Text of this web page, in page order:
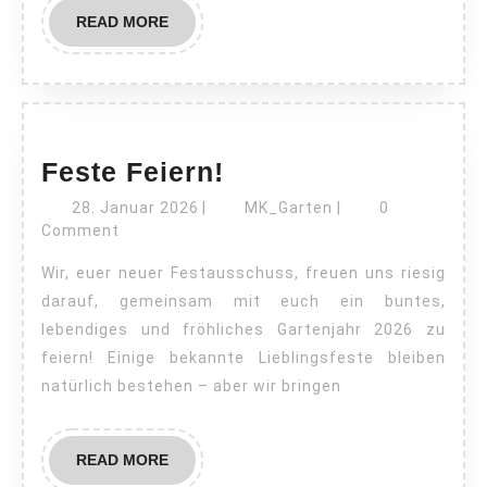
READ MOREREAD
MORE
Feste Feiern!
Feiern!
28. Januar 2026 28.
MK_Garten MK_Garten
0
Comment
Wir, euer neuer Festausschuss, freuen uns riesig
darauf, gemeinsam mit euch ein buntes,
lebendiges und fröhliches Gartenjahr 2026 zu
feiern! Einige bekannte Lieblingsfeste bleiben
natürlich bestehen – aber wir bringen
READ MOREREAD
MORE